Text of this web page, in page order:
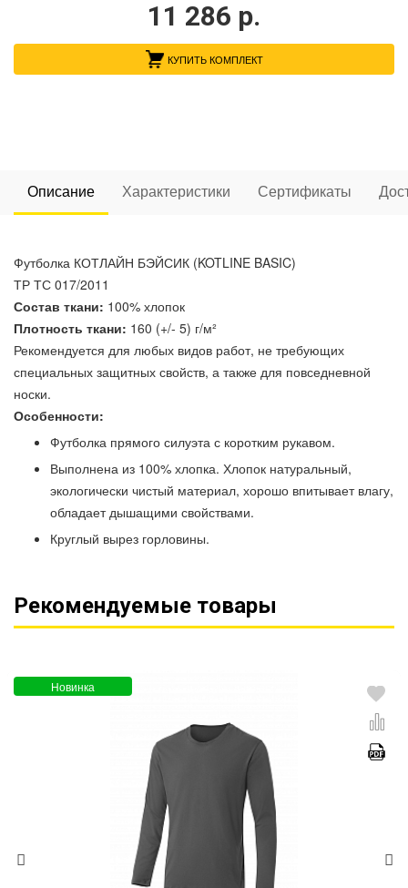
11 286 р.
КУПИТЬ КОМПЛЕКТ
Описание Характеристики Сертификаты
Футболка КОТЛАЙН БЭЙСИК (KOTLINE BASIC)
ТР ТС 017/2011
Состав ткани: 100% хлопок
Плотность ткани: 160 (+/- 5) г/м²
Рекомендуется для любых видов работ, не требующих
специальных защитных свойств, а также для повседневной
носки.
Особенности:
Футболка прямого силуэта с коротким рукавом.
Выполнена из 100% хлопка. Хлопок натуральный,
экологически чистый материал, хорошо впитывает влагу,
обладает дышащими свойствами.
Круглый вырез горловины.
Рекомендуемые товары
Новинка